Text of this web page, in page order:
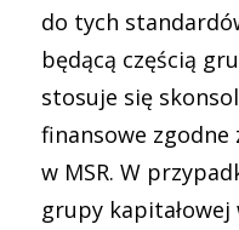
do tych
będącą częścią
stosuje się
finansowe zgodne
w MSR. W
grupy